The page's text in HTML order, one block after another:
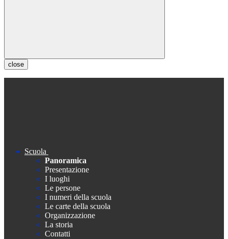
close
Scuola
Panoramica
Presentazione
I luoghi
Le persone
I numeri della scuola
Le carte della scuola
Organizzazione
La storia
Contatti